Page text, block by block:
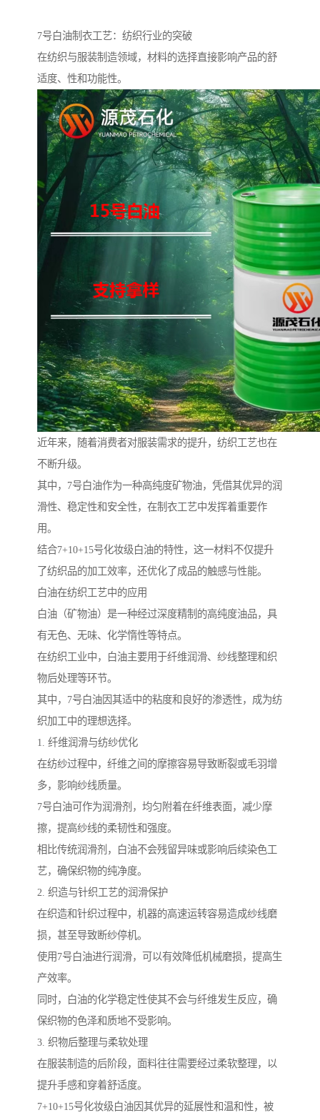
7号白油制衣工艺：纺织行业的突破
在纺织与服装制造领域，材料的选择直接影响产品的舒
适度、性和功能性。
近年来，随着消费者对服装需求的提升，纺织工艺也在
不断升级。
其中，7号白油作为一种高纯度矿物油，凭借其优异的润
滑性、稳定性和安全性，在制衣工艺中发挥着重要作
用。
结合7+10+15号化妆级白油的特性，这一材料不仅提升
了纺织品的加工效率，还优化了成品的触感与性能。
白油在纺织工艺中的应用
白油（矿物油）是一种经过深度精制的高纯度油品，具
有无色、无味、化学惰性等特点。
在纺织工业中，白油主要用于纤维润滑、纱线整理和织
物后处理等环节。
其中，7号白油因其适中的粘度和良好的渗透性，成为纺
织加工中的理想选择。
1. 纤维润滑与纺纱优化
在纺纱过程中，纤维之间的摩擦容易导致断裂或毛羽增
多，影响纱线质量。
7号白油可作为润滑剂，均匀附着在纤维表面，减少摩
擦，提高纱线的柔韧性和强度。
相比传统润滑剂，白油不会残留异味或影响后续染色工
艺，确保织物的纯净度。
2. 织造与针织工艺的润滑保护
在织造和针织过程中，机器的高速运转容易造成纱线磨
损，甚至导致断纱停机。
使用7号白油进行润滑，可以有效降低机械磨损，提高生
产效率。
同时，白油的化学稳定性使其不会与纤维发生反应，确
保织物的色泽和质地不受影响。
3. 织物后整理与柔软处理
在服装制造的后阶段，面料往往需要经过柔软整理，以
提升手感和穿着舒适度。
7+10+15号化妆级白油因其优异的延展性和温和性，被